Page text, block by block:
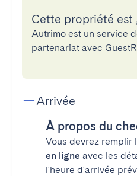
Cette propriété
Autrimo est un service
partenariat avec
Arrivée
À propos du
Vous devrez remplir
en ligne avec les
l'heure d'arrivée